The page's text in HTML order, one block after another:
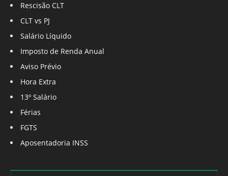
Rescisão CLT
CLT vs PJ
Salário Líquido
Imposto de Renda Anual
Aviso Prévio
Hora Extra
13º Salário
Férias
FGTS
Aposentadoria INSS